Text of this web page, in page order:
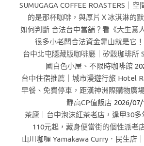
SUMUGAGA COFFEE ROASTERS｜
的是那杯咖啡，與厚片Ｘ冰淇淋的
如何判斷 合法台中當舖？看《大生意
很多小老闆合法資金靠山就是它！
台中北屯隱藏版咖啡廳｜矽穀珈琲所
國白色小屋、不限時咖啡館
台中住宿推薦｜城市漫遊行旅 Hotel
早餐、免費停車，距漢神洲際購物廣
靜高CP值飯店 2026/07/
茶廬｜台中泡沫紅茶老店，逢甲30
110元起，藏身便當街的個性派老
山川咖喱 Yamakawa Curry．民生店